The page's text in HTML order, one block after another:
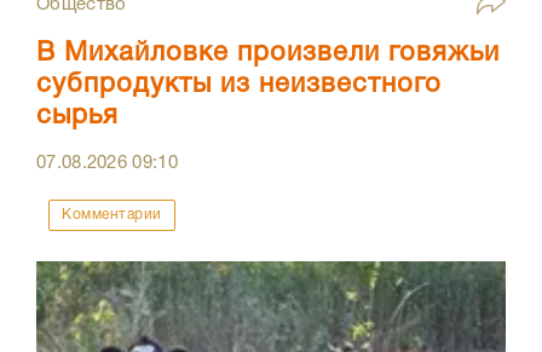
Общество
В Михайловке произвели говяжьи
субпродукты из неизвестного
сырья
07.08.202609:10
Комментарии